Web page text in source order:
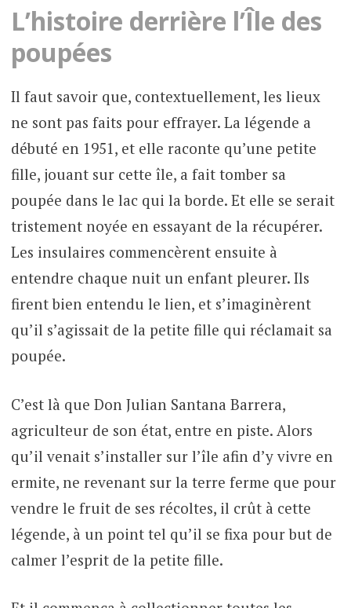
L’histoire derrière l’Île des
poupées
Il faut savoir que, contextuellement, les lieux
ne sont pas faits pour effrayer. La légende a
débuté en 1951, et elle raconte qu’une petite
fille, jouant sur cette île, a fait tomber sa
poupée dans le lac qui la borde. Et elle se serait
tristement noyée en essayant de la récupérer.
Les insulaires commencèrent ensuite à
entendre chaque nuit un enfant pleurer. Ils
firent bien entendu le lien, et s’imaginèrent
qu’il s’agissait de la petite fille qui réclamait sa
poupée.
C’est là que Don Julian Santana Barrera,
agriculteur de son état, entre en piste. Alors
qu’il venait s’installer sur l’île afin d’y vivre en
ermite, ne revenant sur la terre ferme que pour
vendre le fruit de ses récoltes, il crût à cette
légende, à un point tel qu’il se fixa pour but de
calmer l’esprit de la petite fille.